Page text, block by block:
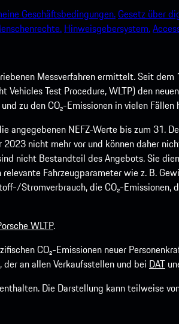
Geschäftsbedingungen.Gesetz über
Hinweisgebersystem.
Messverfahren ermittelt. Seit
Test Procedure, WLTP) den
zu den CO₂-Emissionen in vielen
angegebenen NEFZ-Werte bis zum 31.
nicht mehr vor und können daher
nicht Bestandteil des Angebots. Sie
Fahrzeugparameter wie z. B.
Stromverbrauch, die CO₂-Emissionen,
WLTP.
CO₂-Emissionen neuer
an allen Verkaufsstellen und bei DAT
Die Darstellung kann teilweise